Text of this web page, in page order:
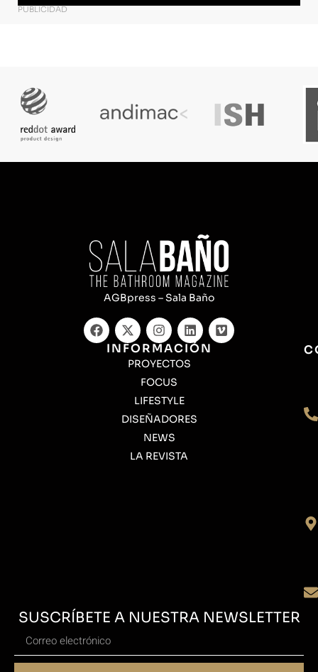
PUBLICIDAD
AGBpress – Sala Baño
INFORMACIÓN
PROYECTOS
FOCUS
LIFESTYLE
DISEÑADORES
NEWS
LA REVISTA
SUSCRÍBETE A NUESTRA NEWSLETTER